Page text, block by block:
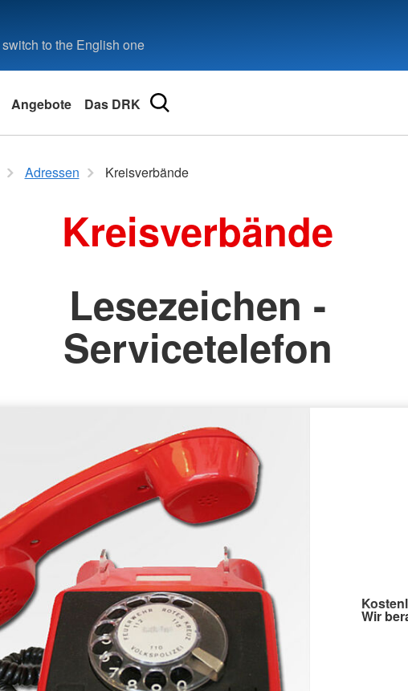
to the English one
Angebote Das DRK
Adressen Kreisverbände
Kreisverbände
Lesezeichen -
Servicetelefon
Wir